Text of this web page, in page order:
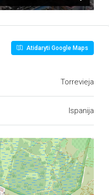
Atidaryti Google Maps
Torrevieja
Ispanija